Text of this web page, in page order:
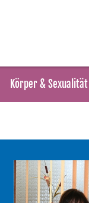
Körper & Sexualität